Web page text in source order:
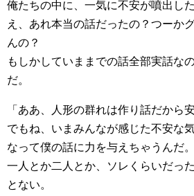
俺たちの中に、一気に不安が噴出した
え、あれ本当の話だったの？つーか
んの？
もしかしていままでの話全部実話な
だ。
「ああ、人形の群れは作り話だから
でもね、いまみんなが感じた不安な
なって僕の話に力を与えちゃうんだ。
一人とか二人とか、ソレくらいだっ
とない。